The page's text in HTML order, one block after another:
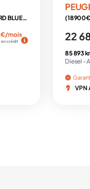
(20750€ HT) FGN TOLE STANDARD BLUEHDI 180 S&S EAT8 PACK SPORT
€/mois
en crédit 22
85 893
Diesel -
VPN